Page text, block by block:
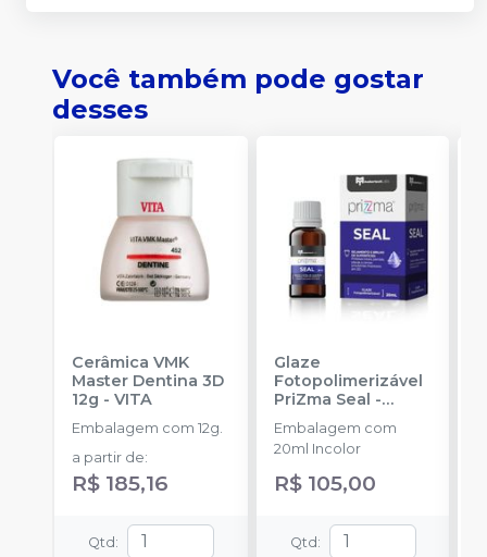
Você também pode gostar
desses
Cerâmica VMK
Master Dentina 3D
12g -VITA
Embalagem com 12g.
a partir de:
R$ 185,16
Qtd :
Glaze
Fotopolimerizável
PriZma Seal -
MAKERTECH LABS
Embalagem com
20ml Incolor
R$ 105,00
Qtd :